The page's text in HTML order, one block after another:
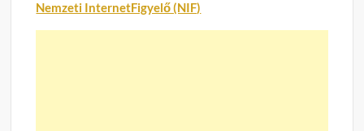
Nemzeti InternetFigyelő (NIF)